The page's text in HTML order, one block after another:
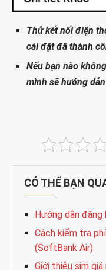
Thử kết nối điện
cài đặt đã thành
Nếu bạn nào
mình sẽ hướng
CÓ THỂ BẠN
Hướng dẫn
Cách kiểm tra
(SoftBank Air)
Giới thiệu sim giá